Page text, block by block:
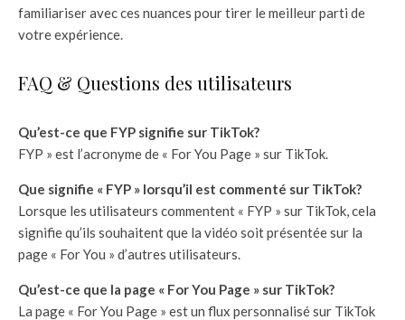
familiariser avec ces nuances pour tirer le meilleur parti de
votre expérience.
FAQ & Questions des utilisateurs
Qu’est-ce que FYP signifie sur TikTok?
FYP » est l’acronyme de « For You Page » sur TikTok.
Que signifie « FYP » lorsqu’il est commenté sur TikTok?
Lorsque les utilisateurs commentent « FYP » sur TikTok, cela
signifie qu’ils souhaitent que la vidéo soit présentée sur la
page « For You » d’autres utilisateurs.
Qu’est-ce que la page « For You Page » sur TikTok?
La page « For You Page » est un flux personnalisé sur TikTok